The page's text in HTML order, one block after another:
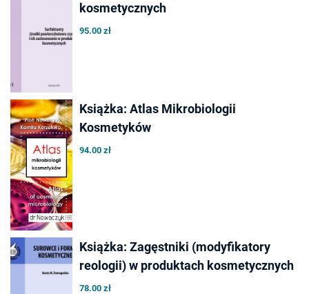
kosmetycznych
95.00 zł
Książka: Atlas Mikrobiologii
Kosmetyków
94.00 zł
Książka: Zagęstniki (modyfikatory
reologii) w produktach kosmetycznych
78.00 zł